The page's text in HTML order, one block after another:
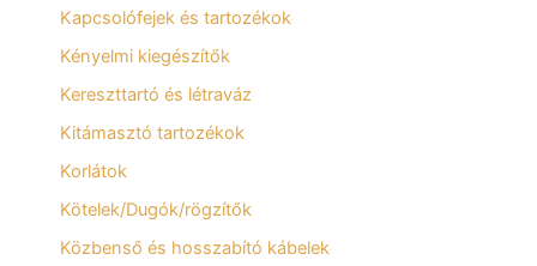
Kapcsolófejek és tartozékok
Kényelmi kiegészítők
Kereszttartó és létraváz
Kitámasztó tartozékok
Korlátok
Kötelek/Dugók/rögzítők
Közbenső és hosszabító kábelek